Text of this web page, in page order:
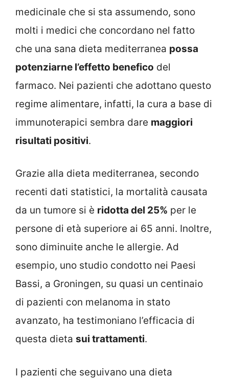
medicinale che si sta assumendo, sono
molti i medici che concordano nel fatto
che una sana dieta mediterranea possa
potenziarne l’effetto benefico del
farmaco. Nei pazienti che adottano questo
regime alimentare, infatti, la cura a base di
immunoterapici sembra dare maggiori
risultati positivi.
Grazie alla dieta mediterranea, secondo
recenti dati statistici, la mortalità causata
da un tumore si è ridotta del 25% per le
persone di età superiore ai 65 anni. Inoltre,
sono diminuite anche le allergie. Ad
esempio, uno studio condotto nei Paesi
Bassi, a Groningen, su quasi un centinaio
di pazienti con melanoma in stato
avanzato, ha testimoniano l’efficacia di
questa dieta sui trattamenti.
I pazienti che seguivano una dieta